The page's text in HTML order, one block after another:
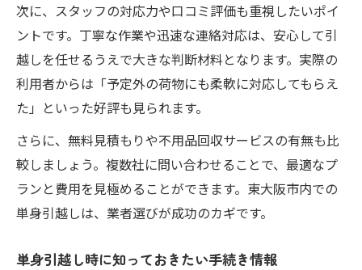
次に、スタッフの対応力や口コミ評価も重視したいポイ
ントです。丁寧な作業や迅速な連絡対応は、安心して引
越しを任せるうえで大きな判断材料となります。実際の
利用者からは「予定外の荷物にも柔軟に対応してもらえ
た」といった好評も見られます。
さらに、無料見積もりや不用品回収サービスの有無も比
較しましょう。複数社に問い合わせることで、最適なプ
ランと費用を見極めることができます。東大阪市内での
単身引越しは、業者選びが成功のカギです。
単身引越し時に知っておきたい手続き情報